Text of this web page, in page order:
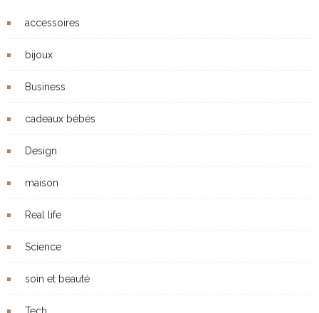
accessoires
bijoux
Business
cadeaux bébés
Design
maison
Real life
Science
soin et beauté